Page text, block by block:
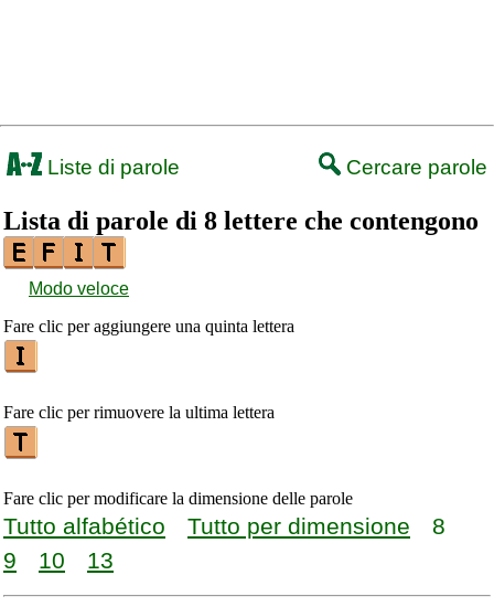
Liste di parole Cercare parole
Lista di parole di 8 lettere che contengono
Modo veloce
Fare clic per aggiungere una quinta lettera
Fare clic per rimuovere la ultima lettera
Fare clic per modificare la dimensione delle parole
Tutto alfabético Tutto per dimensione
8
9
10 13